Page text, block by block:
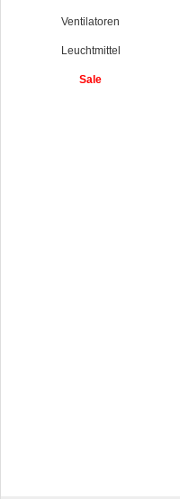
Ventilatoren
Leuchtmittel
Sale